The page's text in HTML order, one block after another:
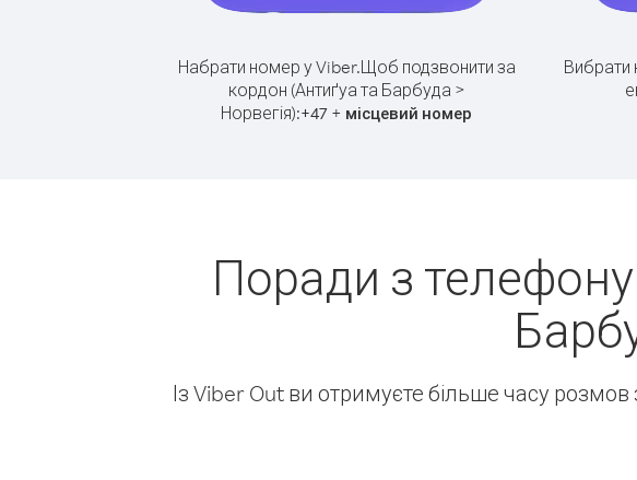
Набрати номер у Viber.Щоб подзвонити за
кордон (Антиґуа та Барбуда >
Норвегія):+47 + місцевий номер
Вибрати
Поради з
Із Viber Out ви отримуєте більше часу